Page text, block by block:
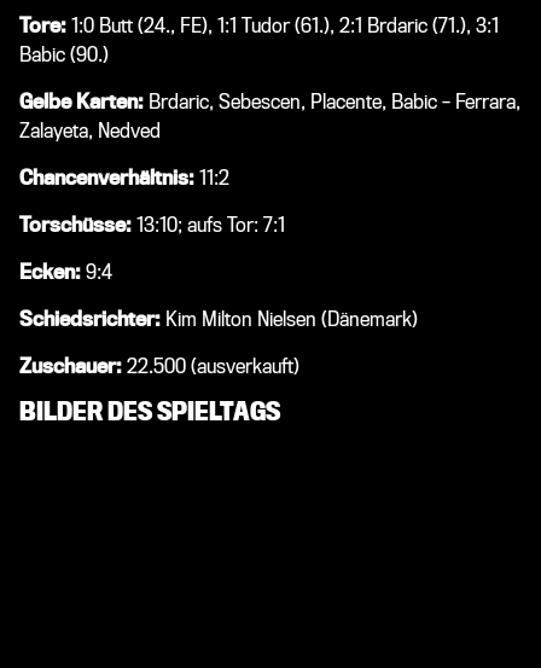
Tore: 1:0 Butt (24., FE), 1:1 Tudor (61.), 2:1 Brdaric (71.), 3:1
Babic (90.)
Gelbe Karten: Brdaric, Sebescen, Placente, Babic – Ferrara,
Zalayeta, Nedved
Chancenverhältnis: 11:2
Torschüsse: 13:10; aufs Tor: 7:1
Ecken: 9:4
Schiedsrichter: Kim Milton Nielsen (Dänemark)
Zuschauer: 22.500 (ausverkauft)
BILDER DES SPIELTAGS